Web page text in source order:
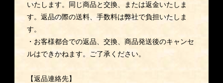
いたします。同じ商品と交換、または返金いたしま
す。返品の際の送料、手数料は弊社で負担いたしま
す。
・お客様都合での返品、交換、商品発送後のキャンセ
ルはできかねます。ご了承ください。
【返品連絡先】